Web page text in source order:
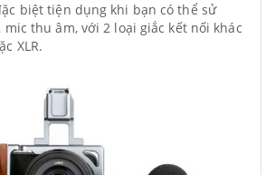
biệt tiện dụng khi bạn có thể sử
thu âm, với 2 loại giắc kết nối khác
XLR.